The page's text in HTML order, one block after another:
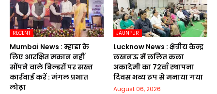
RECENT
Mumbai News : म्हाडा के
लिए आरक्षित मकान नहीं
सौंपने वाले बिल्डरों पर सख्त
कार्रवाई करें : मंगल प्रभात
लोढ़ा
JAUNPUR
Lucknow News : क्षेत्रीय केन्द्र
लखनऊ में ललित कला
अकादेमी का 72वाॅं स्थापना
दिवस भव्य रूप से मनाया गया
August 06, 2026